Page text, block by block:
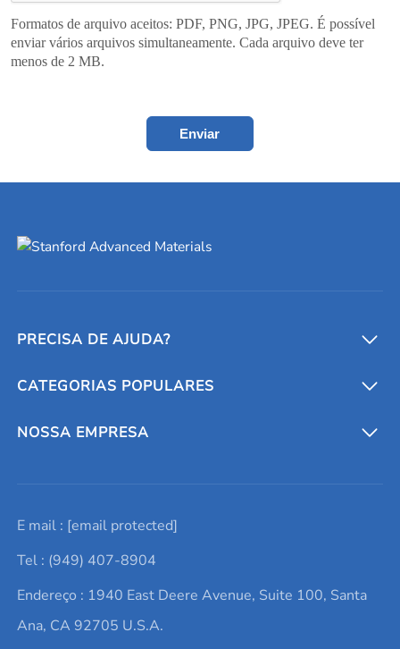
Formatos de arquivo aceitos: PDF, PNG, JPG, JPEG. É possível
enviar vários arquivos simultaneamente. Cada arquivo deve ter
menos de 2 MB.
Enviar
PRECISA DE AJUDA?
Conversores e calculadoras
Entre em contato conosco
Lista de consultas
Termos e Condições
Política de Privacidade
CATEGORIAS POPULARES
Metais refratários
Elementos de terras raras
Alvos de pulverização catódica
Ácido hialurônico
NOSSA EMPRESA
Promoções atuais
Notícias e blogs
Estudos de caso
E mail : [email protected]
Tel : (949) 407-8904
Endereço : 1940 East Deere Avenue, Suite 100, Santa
Ana, CA 92705 U.S.A.